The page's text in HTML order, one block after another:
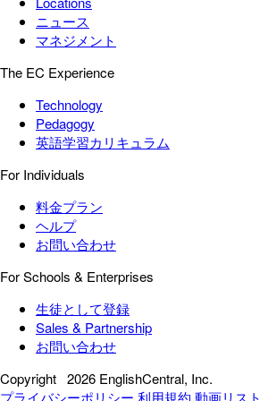
ニュース
マネジメント
The EC Experience
Technology
Pedagogy
英語学習カリキュラム
For Individuals
料金プラン
ヘルプ
お問い合わせ
For Schools & Enterprises
生徒として登録
Sales & Partnership
お問い合わせ
Copyright 2026 EnglishCentral, Inc.